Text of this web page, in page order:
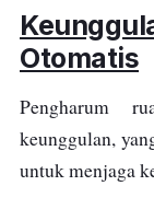
Otomatis
Pengharum
keunggulan,
untuk menjaga